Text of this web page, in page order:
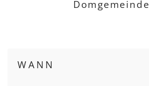
Domgemeinde
WANN